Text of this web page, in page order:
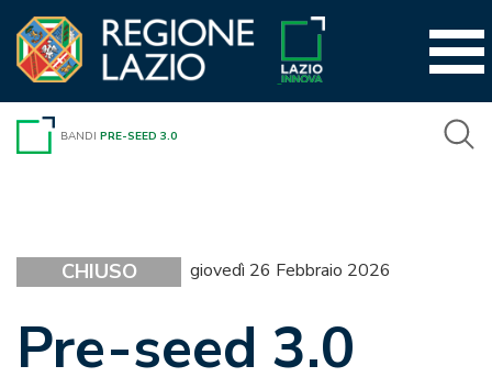
contenuto
BANDI PRE-SEED 3.0
CHIUSO giovedì 26 Febbraio 2026
Pre-seed 3.0